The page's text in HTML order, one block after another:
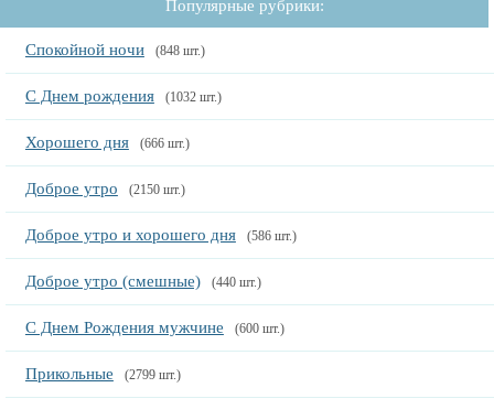
Популярные рубрики:
Спокойной ночи (848 шт.)
С Днем рождения (1032 шт.)
Хорошего дня (666 шт.)
Доброе утро (2150 шт.)
Доброе утро и хорошего дня (586 шт.)
Доброе утро (смешные) (440 шт.)
С Днем Рождения мужчине (600 шт.)
Прикольные (2799 шт.)